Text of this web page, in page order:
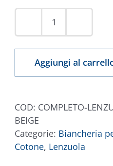
Completo
Beige
quantità
Aggiungi al
COD: COMPLETO-
BEIGE
Categorie: Biancheria
Cotone, Lenzuola